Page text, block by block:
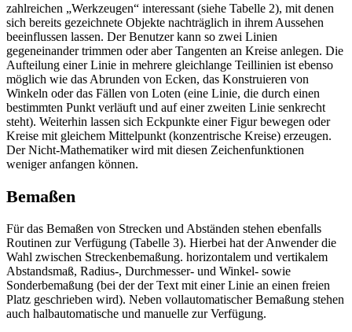
zahlreichen „Werkzeugen“ interessant (siehe Tabelle 2), mit denen
sich bereits gezeichnete Objekte nachträglich in ihrem Aussehen
beeinflussen lassen. Der Benutzer kann so zwei Linien
gegeneinander trimmen oder aber Tangenten an Kreise anlegen. Die
Aufteilung einer Linie in mehrere gleichlange Teillinien ist ebenso
möglich wie das Abrunden von Ecken, das Konstruieren von
Winkeln oder das Fällen von Loten (eine Linie, die durch einen
bestimmten Punkt verläuft und auf einer zweiten Linie senkrecht
steht). Weiterhin lassen sich Eckpunkte einer Figur bewegen oder
Kreise mit gleichem Mittelpunkt (konzentrische Kreise) erzeugen.
Der Nicht-Mathematiker wird mit diesen Zeichenfunktionen
weniger anfangen können.
Bemaßen
Für das Bemaßen von Strecken und Abständen stehen ebenfalls
Routinen zur Verfügung (Tabelle 3). Hierbei hat der Anwender die
Wahl zwischen Streckenbemaßung. horizontalem und vertikalem
Abstandsmaß, Radius-, Durchmesser- und Winkel- sowie
Sonderbemaßung (bei der der Text mit einer Linie an einen freien
Platz geschrieben wird). Neben vollautomatischer Bemaßung stehen
auch halbautomatische und manuelle zur Verfügung.